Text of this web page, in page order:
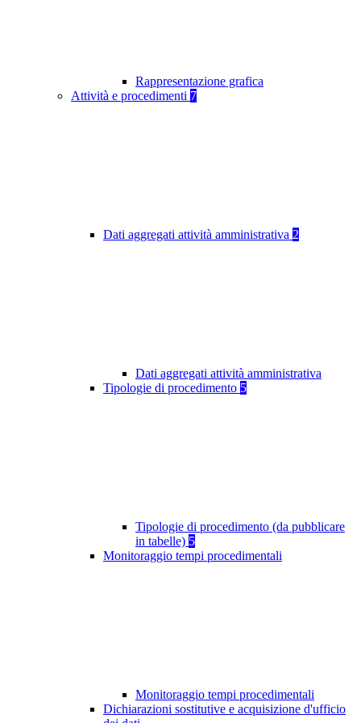
Rappresentazione grafica
Attività e procedimenti 7
Dati aggregati attività amministrativa 2
Dati aggregati attività amministrativa
Tipologie di procedimento 5
Tipologie di procedimento (da pubblicare
in tabelle) 5
Monitoraggio tempi procedimentali
Monitoraggio tempi procedimentali
Dichiarazioni sostitutive e acquisizione d'ufficio